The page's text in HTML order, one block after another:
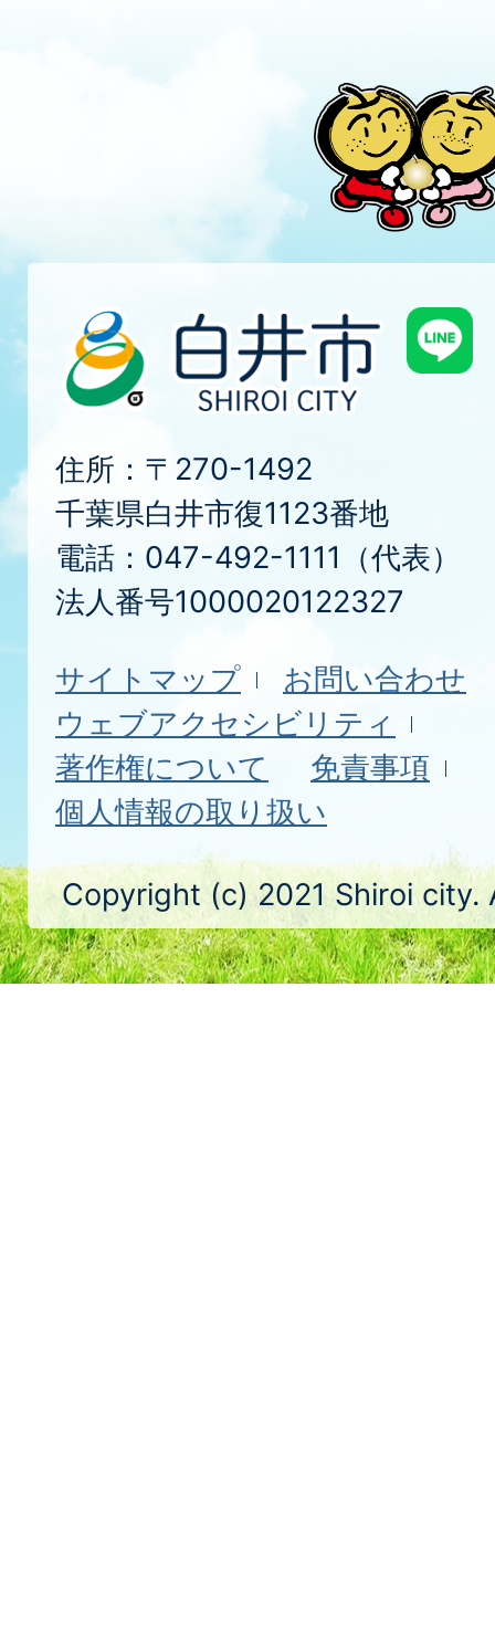
住所：〒270-1492
千葉県白井市復1123番地
電話：047-492-1111（代表）
法人番号1000020122327
サイトマップ
お問い合わせ
ウェブアクセシビリティ
著作権について
免責事項
個人情報の取り扱い
Copyright (c) 2021 Shiroi city.